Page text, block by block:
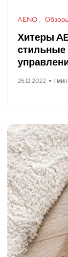
AENO
Хитеры
стильные
26.12.2022 1